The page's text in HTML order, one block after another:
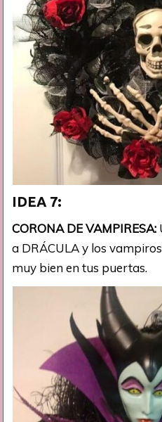
IDEA 7:
CORONA DE VAMPIRESA:
a DRÁCULA y los
muy bien en tus puertas.